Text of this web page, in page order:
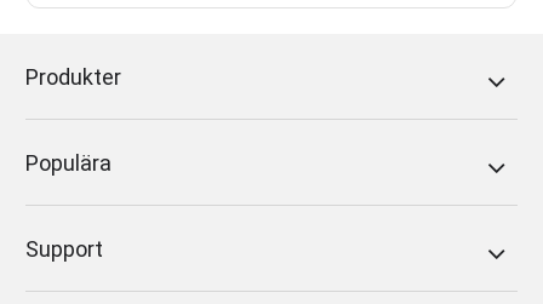
Produkter
Populära
Support